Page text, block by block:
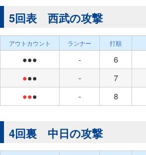
5回表 西武の攻撃
アウトカウント ランナー 打順
●●● - 6
●●● - 7
●●● - 8
4回裏 中日の攻撃